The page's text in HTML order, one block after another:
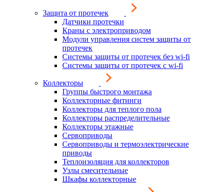
Защита от протечек
Датчики протечки
Краны с электроприводом
Модули управления систем защиты от
протечек
Системы защиты от протечек без wi-fi
Системы защиты от протечек с wi-fi
Коллекторы
Группы быстрого монтажа
Коллекторные фитинги
Коллекторы для теплого пола
Коллекторы распределительные
Коллекторы этажные
Сервоприводы
Сервоприводы и термоэлектрические
приводы
Теплоизоляция для коллекторов
Узлы смесительные
Шкафы коллекторные